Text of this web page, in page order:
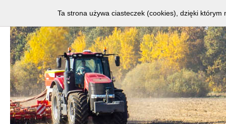
Ta strona używa ciasteczek (cookies), dzięki którym